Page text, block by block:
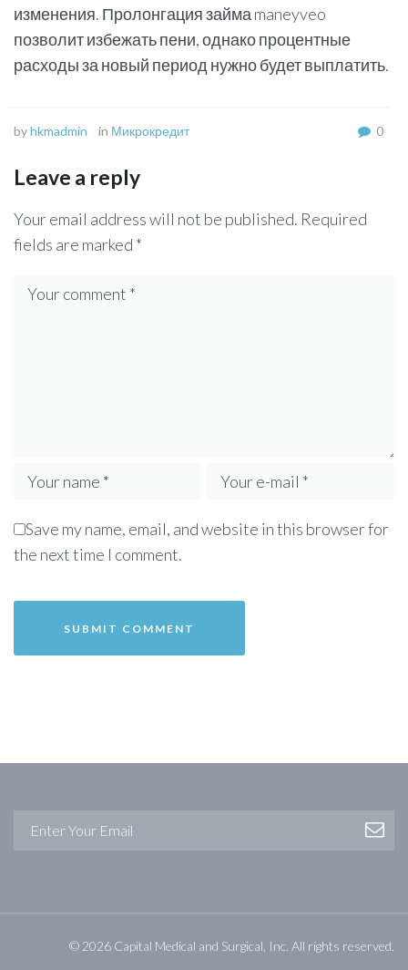
изменения. Пролонгация займа maneyveo
позволит избежать пени, однако процентные
расходы за новый период нужно будет выплатить.
byhkmadmin in Микрокредит 0
Leave a reply
Your email address will not be published. Required
fields are marked *
Save my name, email, and website in this browser for
the next time I comment.
© 2026 Capital Medical and Surgical, Inc. All rights reserved.